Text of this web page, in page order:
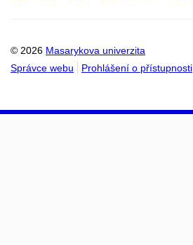
© 2026 Masarykova univerzita
Správce webu
Prohlášení o přístupnosti